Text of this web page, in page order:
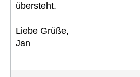
übersteht.
Liebe Grüße,
Jan